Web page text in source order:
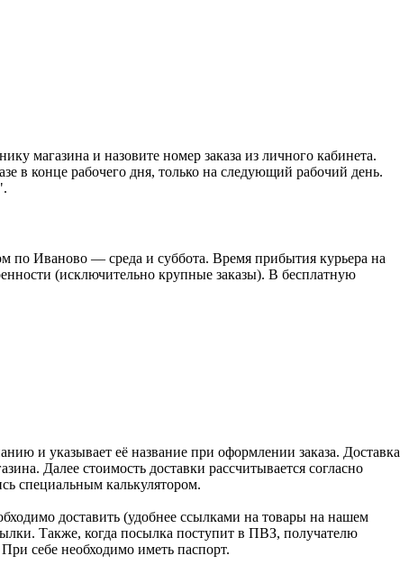
магазина и назовите номер заказа из личного кабинета.
в конце рабочего дня, только на следующий рабочий день.
Иваново — среда и суббота. Время прибытия курьера на
(исключительно крупные заказы). В бесплатную
и указывает её название при оформлении заказа. Доставка
Далее стоимость доставки рассчитывается согласно
специальным калькулятором.
доставить (удобнее ссылками на товары на нашем
Также, когда посылка поступит в ПВЗ, получателю
себе необходимо иметь паспорт.